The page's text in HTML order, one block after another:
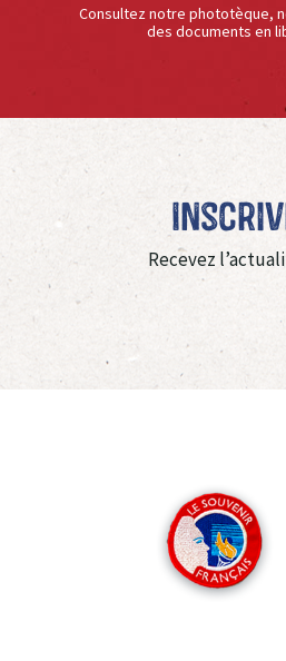
Consultez notre phototèque,
des documents en
Recevez